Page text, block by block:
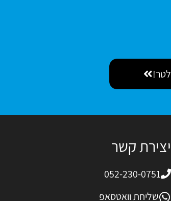
יצירת קשר
052-230-0751
שליחת וואטסאפ